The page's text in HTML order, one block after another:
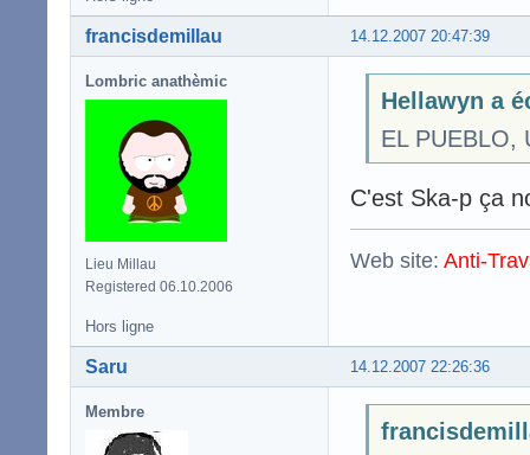
14.12.2007 20:47:39
francisdemillau
Lombric anathèmic
Lieu Millau
Registered 06.10.2006
Hellawyn a
EL PUEBLO,
C'est Ska-p ça
Web site: Anti-
Hors ligne
14.12.2007 22:26:36
Saru
Membre